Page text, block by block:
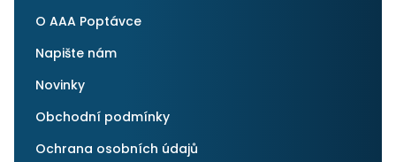
O AAA Poptávce
Napište nám
Novinky
Obchodní podmínky
Ochrana osobních údajů